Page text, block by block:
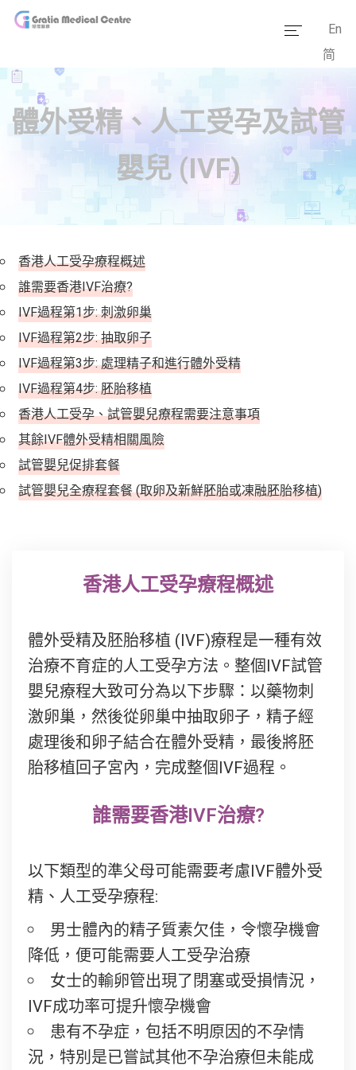
服務範疇
醫學資訊
En
简
體外受精、人工受孕及試管
嬰兒 (IVF)
香港人工受孕療程概述
誰需要香港IVF治療?
IVF過程第1步: 刺激卵巢
IVF過程第2步: 抽取卵子
IVF過程第3步: 處理精子和進行體外受精
IVF過程第4步: 胚胎移植
香港人工受孕、試管嬰兒療程需要注意事項
其餘IVF體外受精相關風險
試管嬰兒促排套餐
試管嬰兒全療程套餐 (取卵及新鮮胚胎或凍融胚胎移植)
香港人工受孕療程概述
體外受精及胚胎移植 (IVF)療程是一種有效
治療不育症的人工受孕方法。整個IVF試管
嬰兒療程大致可分為以下步驟：以藥物刺
激卵巢，然後從卵巢中抽取卵子，精子經
處理後和卵子結合在體外受精，最後將胚
胎移植回子宮內，完成整個IVF過程。
誰需要香港IVF治療?
以下類型的準父母可能需要考慮IVF體外受
精、人工受孕療程:
男士體內的精子質素欠佳，令懷孕機會
降低，便可能需要人工受孕治療
女士的輸卵管出現了閉塞或受損情況，
IVF成功率可提升懷孕機會
患有不孕症，包括不明原因的不孕情
況，特別是已嘗試其他不孕治療但未能成